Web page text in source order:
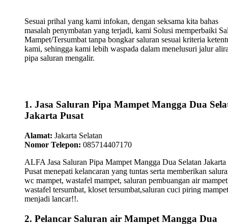
Sesuai prihal yang kami infokan, dengan seksama kita bahas
masalah penymbatan yang terjadi, kami Solusi memperbaiki
Mampet/Tersumbat tanpa bongkar saluran sesuai kriteria
kami, sehingga kami lebih waspada dalam menelusuri jalur
pipa saluran mengalir.
1. Jasa Saluran Pipa Mampet Mangga Dua
Jakarta Pusat
Alamat: Jakarta Selatan
Nomor Telepon: 085714407170
ALFA Jasa Saluran Pipa Mampet Mangga Dua Selatan Jakarta
Pusat menepati kelancaran yang tuntas serta memberikan
wc mampet, wastafel mampet, saluran pembuangan air
wastafel tersumbat, kloset tersumbat,saluran cuci piring mampet
menjadi lancar!!.
2. Pelancar Saluran air Mampet Mangga Dua